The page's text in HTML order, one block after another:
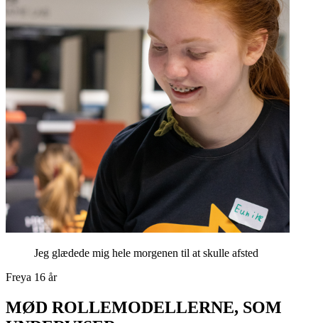
Jeg glædede mig hele morgenen til at skulle afsted
Freya 16 år
MØD ROLLEMODELLERNE, SOM